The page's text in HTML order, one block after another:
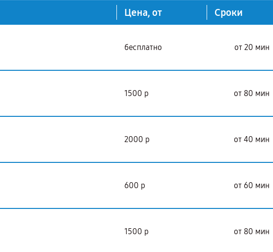
Цена, от Сроки
бесплатно от 20 мин
1500 р от 80 мин
2000 р от 40 мин
600 р от 60 мин
1500 р от 80 мин